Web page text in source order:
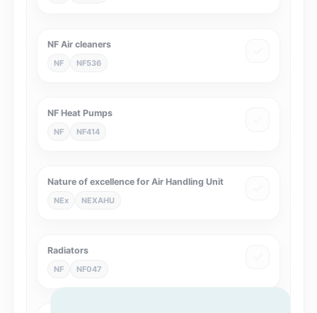
NF Air cleaners
NF NF536
NF Heat Pumps
NF NF414
Nature of excellence for Air Handling Unit
NEx NEXAHU
Radiators
NF NF047